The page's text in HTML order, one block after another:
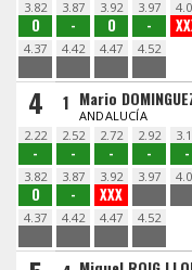
3.82
O
3.87
-
3.92
O
3.97
-
4.37 4.42 4.47 4.52
4 1 Mario
ANDALUCÍA
2.22
-
2.52
-
2.72
-
2.92
- -
3.82
O
3.87
-
3.92
XXX
3.97
4.37 4.42 4.47 4.52